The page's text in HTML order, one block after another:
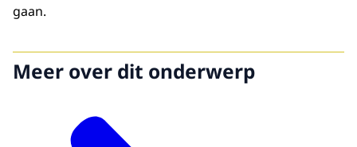
gaan.
Meer over dit onderwerp